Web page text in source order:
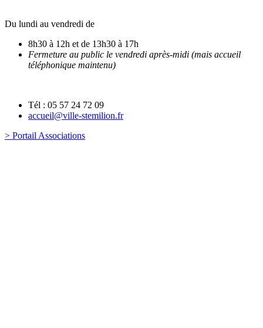
Du lundi au vendredi de
8h30 à 12h et de 13h30 à 17h
Fermeture au public le vendredi après-midi (mais accueil
téléphonique maintenu)
Tél : 05 57 24 72 09
accueil@ville-stemilion.fr
> Portail Associations